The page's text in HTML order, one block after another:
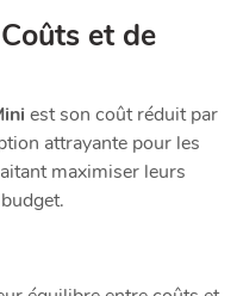
et de
est son coût réduit par
attrayante pour les
maximiser leurs